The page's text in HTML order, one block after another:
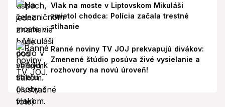
Vlak na moste v Liptovskom Mikuláši
zmietol chodca: Polícia začala trestné
stíhanie
Ranné noviny TV JOJ prekvapujú divákov:
Zmenené štúdio posúva živé vysielanie a
rozhovory na novú úroveň!